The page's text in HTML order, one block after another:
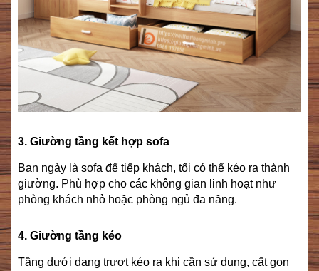
3. Giường tầng kết hợp sofa
Ban ngày là sofa để tiếp khách, tối có thể kéo ra thành
giường. Phù hợp cho các không gian linh hoạt như
phòng khách nhỏ hoặc phòng ngủ đa năng.
4. Giường tầng kéo
Tầng dưới dạng trượt kéo ra khi cần sử dụng, cất gọn